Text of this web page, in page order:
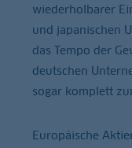
wiederholbarer
und japanischen
das Tempo der
deutschen
sogar komplett
Europäische